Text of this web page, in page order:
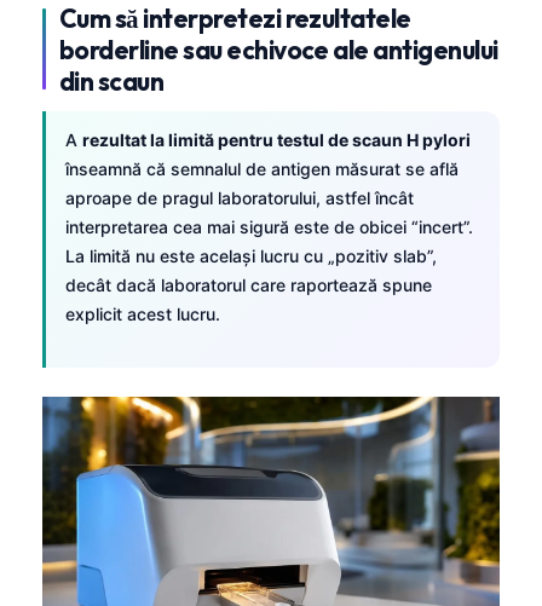
Cum să interpretezi rezultatele
borderline sau echivoce ale antigenului
din scaun
A rezultat la limită pentru testul de scaun H pylori
înseamnă că semnalul de antigen măsurat se află
aproape de pragul laboratorului, astfel încât
interpretarea cea mai sigură este de obicei “incert”.
La limită nu este același lucru cu „pozitiv slab”,
decât dacă laboratorul care raportează spune
explicit acest lucru.